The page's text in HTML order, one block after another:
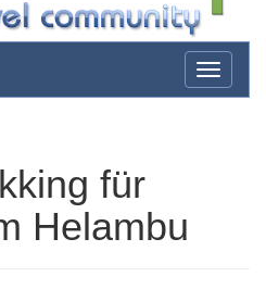
toggle
für Einsteiger
für
Helambu